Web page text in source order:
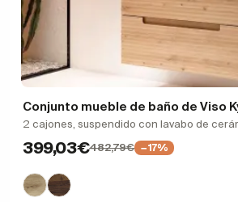
Conjunto mueble de baño de Viso
2 cajones, suspendido con lavabo de
399,03€482,79€ −17%